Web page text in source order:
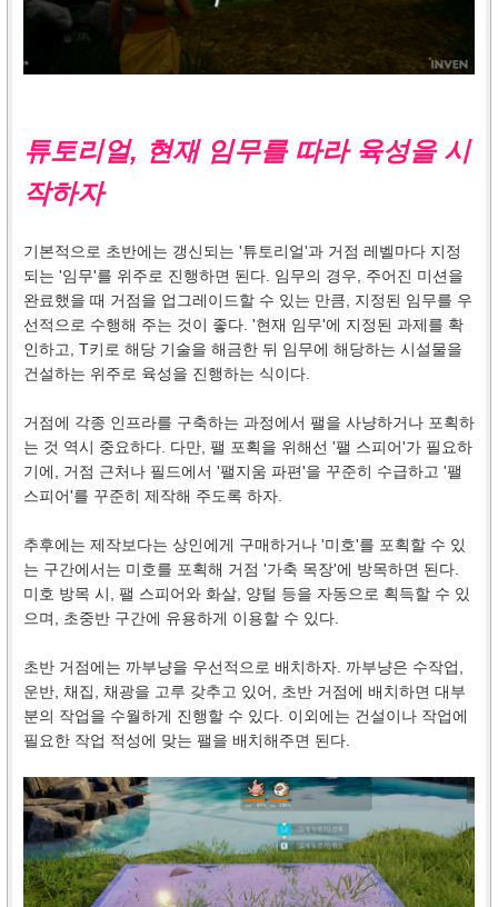
튜토리얼, 현재 임무를 따라 육성을 시
작하자
기본적으로 초반에는 갱신되는 '튜토리얼'과 거점 레벨마다 지정
되는 '임무'를 위주로 진행하면 된다. 임무의 경우, 주어진 미션을
완료했을 때 거점을 업그레이드할 수 있는 만큼, 지정된 임무를 우
선적으로 수행해 주는 것이 좋다. '현재 임무'에 지정된 과제를 확
인하고, T키로 해당 기술을 해금한 뒤 임무에 해당하는 시설물을
건설하는 위주로 육성을 진행하는 식이다.
거점에 각종 인프라를 구축하는 과정에서 팰을 사냥하거나 포획하
는 것 역시 중요하다. 다만, 팰 포획을 위해선 '팰 스피어'가 필요하
기에, 거점 근처나 필드에서 '팰지움 파편'을 꾸준히 수급하고 '팰
스피어'를 꾸준히 제작해 주도록 하자.
추후에는 제작보다는 상인에게 구매하거나 '미호'를 포획할 수 있
는 구간에서는 미호를 포획해 거점 '가축 목장'에 방목하면 된다.
미호 방목 시, 팰 스피어와 화살, 양털 등을 자동으로 획득할 수 있
으며, 초중반 구간에 유용하게 이용할 수 있다.
초반 거점에는 까부냥을 우선적으로 배치하자. 까부냥은 수작업,
운반, 채집, 채광을 고루 갖추고 있어, 초반 거점에 배치하면 대부
분의 작업을 수월하게 진행할 수 있다. 이외에는 건설이나 작업에
필요한 작업 적성에 맞는 팰을 배치해주면 된다.